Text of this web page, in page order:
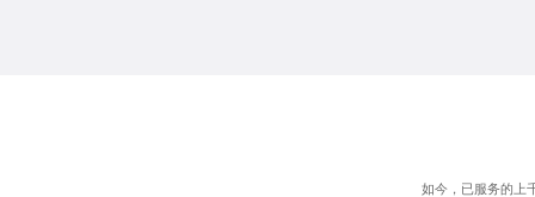
如今，已服务的上